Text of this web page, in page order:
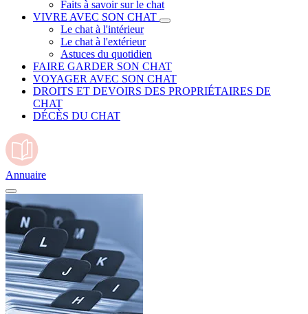
Faits à savoir sur le chat
VIVRE AVEC SON CHAT
Le chat à l'intérieur
Le chat à l'extérieur
Astuces du quotidien
FAIRE GARDER SON CHAT
VOYAGER AVEC SON CHAT
DROITS ET DEVOIRS DES PROPRIÉTAIRES DE
CHAT
DÉCÈS DU CHAT
Annuaire